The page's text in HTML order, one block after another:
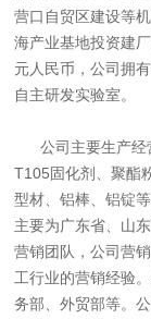
营口自贸区建设等
海产业基地投资建
元人民币，公司拥
自主研发实验室。
公司主要生产经
T105固化剂、聚酯
型材、铝棒、铝锭
主要为广东省、山
营销团队，公司营
工行业的营销经验
务部、外贸部等。